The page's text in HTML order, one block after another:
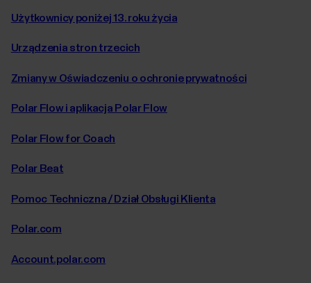
Użytkownicy poniżej 13. roku życia
Urządzenia stron trzecich
Zmiany w Oświadczeniu o ochronie prywatności
Polar Flow i aplikacja Polar Flow
Polar Flow for Coach
Polar Beat
Pomoc Techniczna / Dział Obsługi Klienta
Polar.com
Account.polar.com